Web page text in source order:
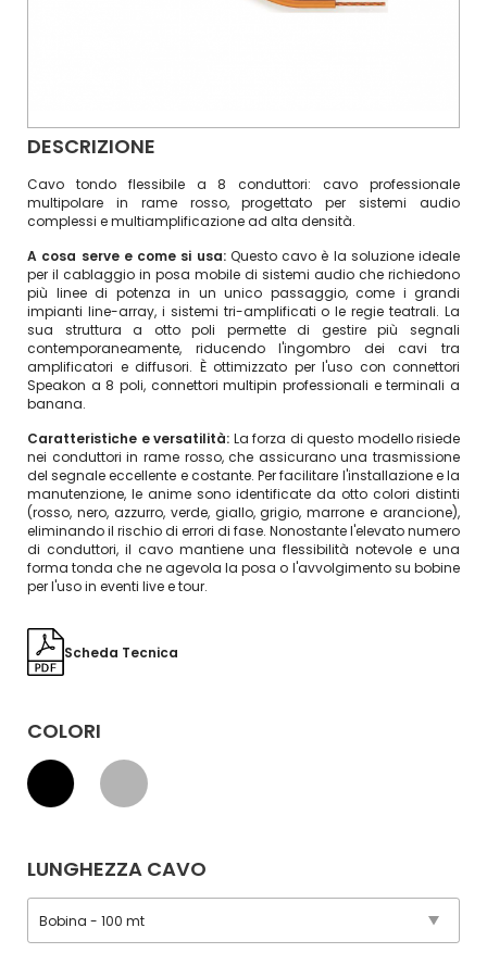
DESCRIZIONE
Cavo tondo flessibile a 8 conduttori: cavo professionale
multipolare in rame rosso, progettato per sistemi audio
complessi e multiamplificazione ad alta densità.
A cosa serve e come si usa:Questo cavo è la soluzione ideale
per il cablaggio in posa mobile di sistemi audio che richiedono
più linee di potenza in un unico passaggio, come i grandi
impianti line-array, i sistemi tri-amplificati o le regie teatrali. La
sua struttura a otto poli permette di gestire più segnali
contemporaneamente, riducendo l'ingombro dei cavi tra
amplificatori e diffusori. È ottimizzato per l'uso con connettori
Speakon a 8 poli, connettori multipin professionali e terminali a
banana.
Caratteristiche e versatilità: La forza di questo modello risiede
nei conduttori in rame rosso, che assicurano una trasmissione
del segnale eccellente e costante. Per facilitare l'installazione e la
manutenzione, le anime sono identificate da otto colori distinti
(rosso, nero, azzurro, verde, giallo, grigio, marrone e arancione),
eliminando il rischio di errori di fase. Nonostante l'elevato numero
di conduttori, il cavo mantiene una flessibilità notevole e una
forma tonda che ne agevola la posa o l'avvolgimento su bobine
per l'uso in eventi live e tour.
Scheda Tecnica
COLORI
LUNGHEZZA CAVO